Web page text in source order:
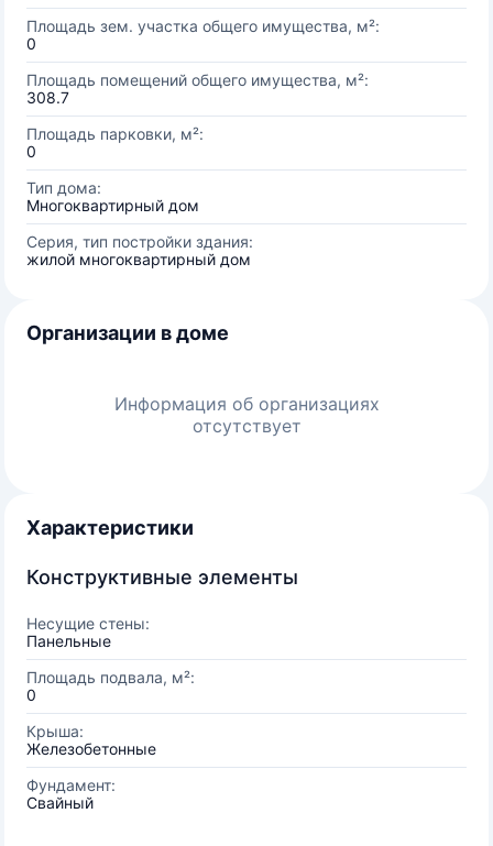
Площадь зем. участка общего имущества, м²:
0
Площадь помещений общего имущества, м²:
308.7
Площадь парковки, м²:
0
Тип дома:
Многоквартирный дом
Серия, тип постройки здания:
жилой многоквартирный дом
Организации в доме
Информация об организациях
отсутствует
Характеристики
Конструктивные элементы
Несущие стены:
Панельные
Площадь подвала, м²:
0
Крыша:
Железобетонные
Фундамент:
Свайный